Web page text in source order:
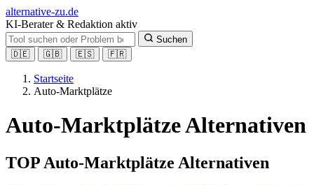
alternative-zu.de
KI-Berater & Redaktion aktiv
Suchen
🇩🇪
🇬🇧 🇪🇸 🇫🇷
Startseite
Auto-Marktplätze
Auto-Marktplätze Alternativen
TOP Auto-Marktplätze Alternativen